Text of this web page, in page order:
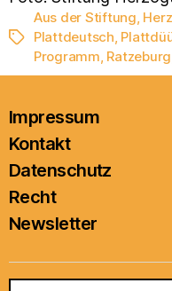
Schlagwörter
Aus der Stiftung
Plattdeutsch
Programm Ratzeburg
Impressum
Kontakt
Datenschutz
Recht
Newsletter